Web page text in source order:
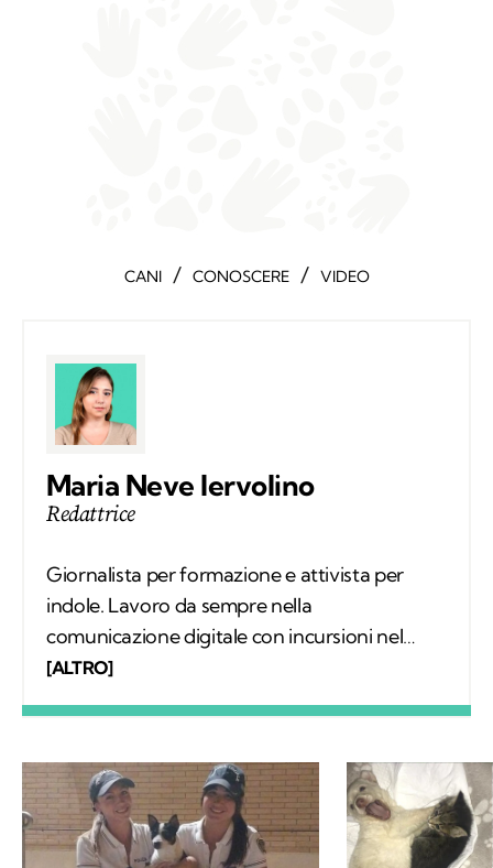
CANI / CONOSCERE / VIDEO
Maria Neve Iervolino
Redattrice
Giornalista per formazione e attivista per
indole. Lavoro da sempre nella
comunicazione digitale con incursioni nel
mondo della carta stampata, dove mi sono
all’aria aperta, e appena posso mi cimento in
percorsi di trekking nella natura. Nella filosofia
di Kodami ho ritrovato i miei valori e un
approccio consapevole ma agile ai problemi
[ALTRO]